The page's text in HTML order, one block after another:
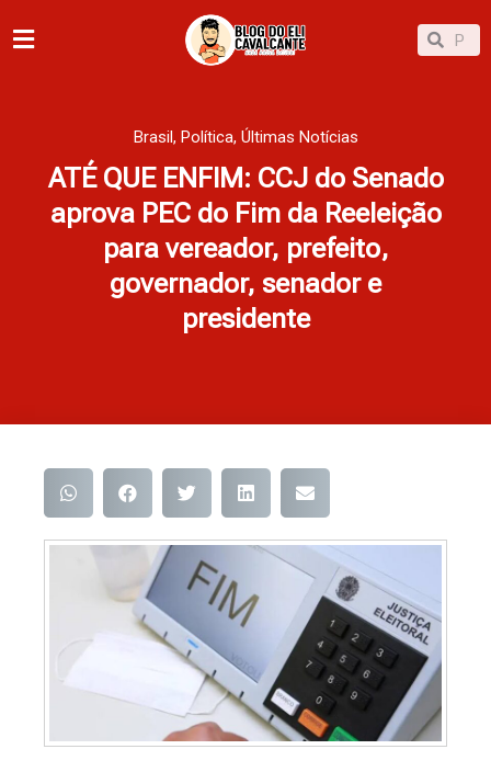
para
Pesquisar
Brasil, Política, Últimas Notícias
ATÉ QUE ENFIM: CCJ do Senado
aprova PEC do Fim da Reeleição
para vereador, prefeito,
governador, senador e
presidente